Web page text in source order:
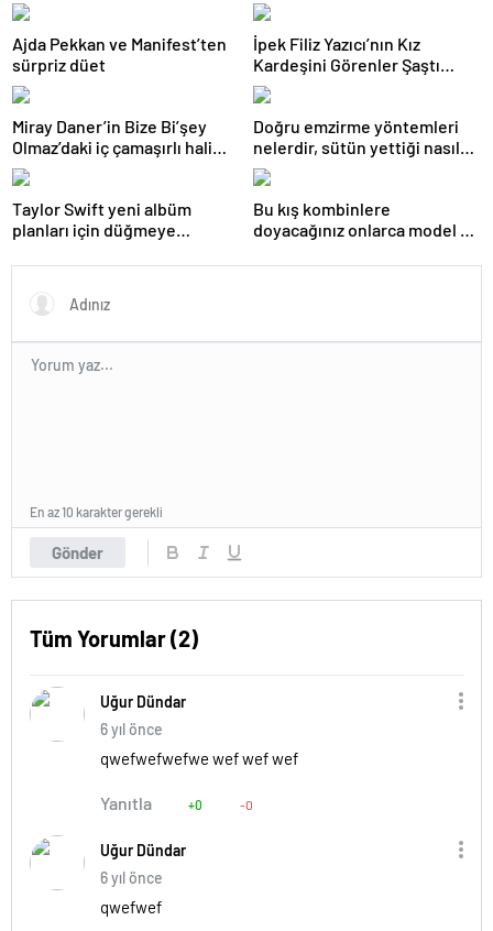
Ajda Pekkan ve Manifest’ten
sürpriz düet
İpek Filiz Yazıcı’nın Kız
Kardeşini Görenler Şaştı
Kaldı: Resmen Kopyası!
Miray Daner’in Bize Bi’şey
Olmaz’daki iç çamaşırlı hali
gündemde
Doğru emzirme yöntemleri
nelerdir, sütün yettiği nasıl
anlaşılır?
Taylor Swift yeni albüm
planları için düğmeye
duyurdu!
Bu kış kombinlere
doyacağınız onlarca model ve
Gönder
En az 10 karakter gerekli
Tüm Yorumlar (2)
Uğur Dündar
6 yıl önce
qwefwefwefwe wef wef wef
Yanıtla +0 -0
Uğur Dündar
6 yıl önce
qwefwef